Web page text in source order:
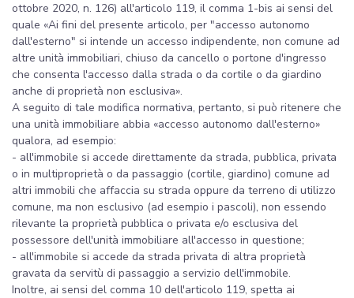
ottobre 2020, n. 126) all'articolo 119, il comma 1-bis ai sensi del
quale «Ai fini del presente articolo, per "accesso autonomo
dall'esterno" si intende un accesso indipendente, non comune ad
altre unità immobiliari, chiuso da cancello o portone d'ingresso
che consenta l'accesso dalla strada o da cortile o da giardino
anche di proprietà non esclusiva».
A seguito di tale modifica normativa, pertanto, si può ritenere che
una unità immobiliare abbia «accesso autonomo dall'esterno»
qualora, ad esempio:
- all'immobile si accede direttamente da strada, pubblica, privata
o in multiproprietà o da passaggio (cortile, giardino) comune ad
altri immobili che affaccia su strada oppure da terreno di utilizzo
comune, ma non esclusivo (ad esempio i pascoli), non essendo
rilevante la proprietà pubblica o privata e/o esclusiva del
possessore dell'unità immobiliare all'accesso in questione;
- all'immobile si accede da strada privata di altra proprietà
gravata da servitù di passaggio a servizio dell'immobile.
Inoltre, ai sensi del comma 10 dell'articolo 119, spetta ai